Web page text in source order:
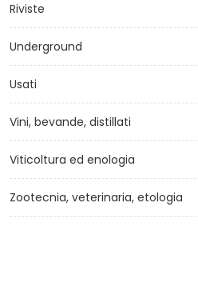
Riviste
Underground
Usati
Vini, bevande, distillati
Viticoltura ed enologia
Zootecnia, veterinaria, etologia